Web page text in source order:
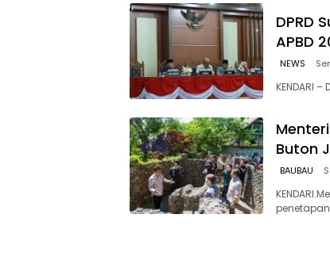
DPRD
APBD
NEWS
KENDARI
Buton
BAUBAU